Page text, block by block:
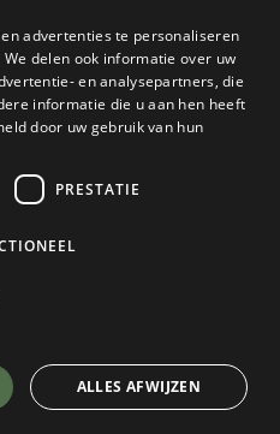
Collapsible Squeeze Bottle 1L
advertenties te personaliseren
delen ook informatie over uw
en analysepartners, die
informatie die u aan hen heeft
door uw gebruik van hun
PRESTATIE
ALLES AFWIJZEN